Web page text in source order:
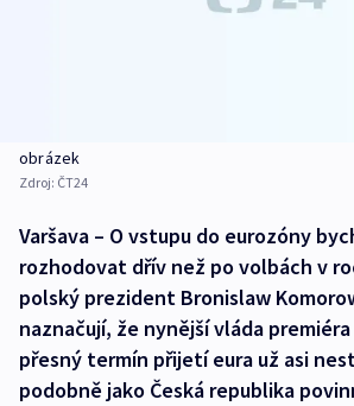
obrázek
Zdroj: ČT24
Varšava – O vstupu do eurozóny
rozhodovat dřív než po volbách v
polský prezident Bronislaw
naznačují, že nynější vláda
přesný termín přijetí eura už asi
podobně jako Česká republika